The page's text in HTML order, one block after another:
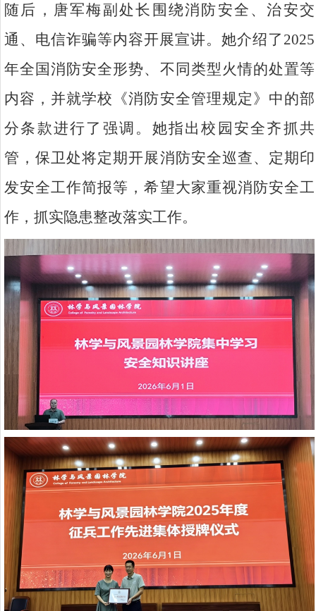
随后，唐军梅副处长围绕消防安全、治安交
通、电信诈骗等内容开展宣讲。她介绍了2025
年全国消防安全形势、不同类型火情的处置等
内容，并就学校《消防安全管理规定》中的部
分条款进行了强调。她指出校园安全齐抓共
管，保卫处将定期开展消防安全巡查、定期印
发安全工作简报等，希望大家重视消防安全工
作，抓实隐患整改落实工作。